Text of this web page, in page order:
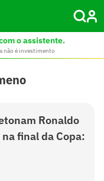
o assistente.
não é investimento
Ronaldo
final da Copa: